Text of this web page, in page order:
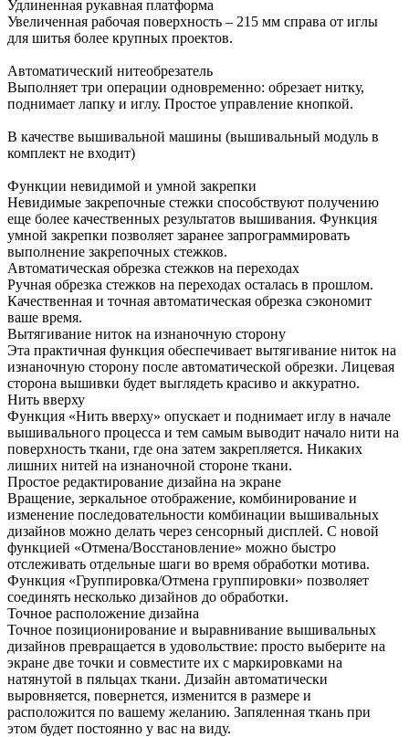
Удлиненная рукавная платформа
Увеличенная рабочая поверхность – 215 мм справа от иглы
для шитья более крупных проектов.
Автоматический нитеобрезатель
Выполняет три операции одновременно: обрезает нитку,
поднимает лапку и иглу. Простое управление кнопкой.
В качестве вышивальной машины (вышивальный модуль в
комплект не входит)
Функции невидимой и умной закрепки
Невидимые закрепочные стежки способствуют получению
еще более качественных результатов вышивания. Функция
умной закрепки позволяет заранее запрограммировать
выполнение закрепочных стежков.
Автоматическая обрезка стежков на переходах
Ручная обрезка стежков на переходах осталась в прошлом.
Качественная и точная автоматическая обрезка сэкономит
ваше время.
Вытягивание ниток на изнаночную сторону
Эта практичная функция обеспечивает вытягивание ниток на
изнаночную сторону после автоматической обрезки. Лицевая
сторона вышивки будет выглядеть красиво и аккуратно.
Нить вверху
Функция «Нить вверху» опускает и поднимает иглу в начале
вышивального процесса и тем самым выводит начало нити на
поверхность ткани, где она затем закрепляется. Никаких
лишних нитей на изнаночной стороне ткани.
Простое редактирование дизайна на экране
Вращение, зеркальное отображение, комбинирование и
изменение последовательности комбинации вышивальных
дизайнов можно делать через сенсорный дисплей. С новой
функцией «Отмена/Восстановление» можно быстро
отслеживать отдельные шаги во время обработки мотива.
Функция «Группировка/Отмена группировки» позволяет
соединять несколько дизайнов до обработки.
Точное расположение дизайна
Точное позиционирование и выравнивание вышивальных
дизайнов превращается в удовольствие: просто выберите на
экране две точки и совместите их с маркировками на
натянутой в пяльцах ткани. Дизайн автоматически
выровняется, повернется, изменится в размере и
расположится по вашему желанию. Запяленная ткань при
этом будет постоянно у вас на виду.